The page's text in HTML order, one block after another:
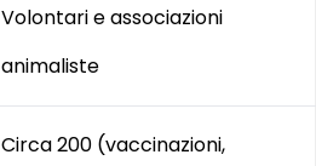
Volontari e associazioni
animaliste
Circa 200 (vaccinazioni,